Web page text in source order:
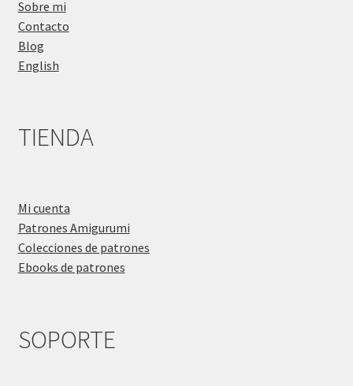
Sobre mi
Contacto
Blog
English
TIENDA
Mi cuenta
Patrones Amigurumi
Colecciones de patrones
Ebooks de patrones
SOPORTE